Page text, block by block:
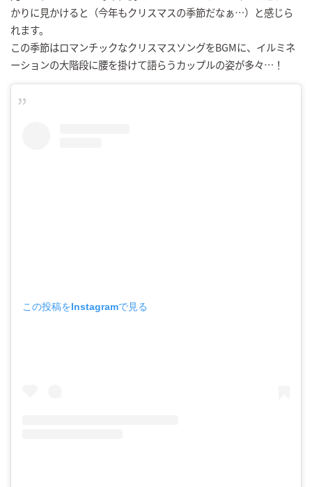
かりに見かけると（今年もクリスマスの季節だなぁ…）と感じら
れます。
この季節はロマンチックなクリスマスソングをBGMに、イルミネ
ーションの大階段に腰を掛けて語らうカップルの姿が多々…！
この投稿をInstagramで見る